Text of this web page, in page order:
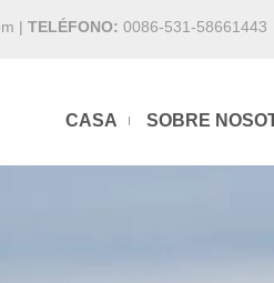
| TELÉFONO: 0086-531-58661443
CASA SOBRE